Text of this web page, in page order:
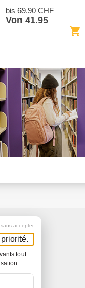
bis 69.90 CHF
Von 41.95
shopping_cart
accepter
tout